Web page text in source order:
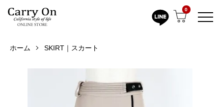
0
ホーム SKIRT｜スカート